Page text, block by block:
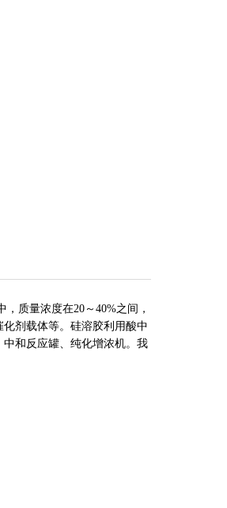
，质量浓度在20～40%之间，
剂载体等。硅溶胶利用酸中
和反应罐、纯化增浓机。我